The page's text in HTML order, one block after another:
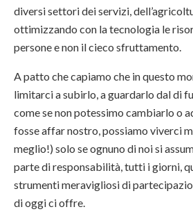
diversi settori dei servizi,
ottimizzando con la tecnologia le
persone e non il cieco sfruttamento.
A patto che capiamo che in questo
limitarci a subirlo, a guardarlo dal di
come se non potessimo cambiarlo o
fosse affar nostro, possiamo viverci
meglio!) solo se ognuno di noi si
parte di responsabilità, tutti i giorni,
strumenti meravigliosi di
di oggi ci offre.